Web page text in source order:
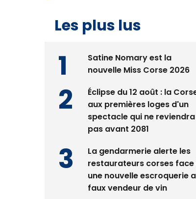
Les plus lus
nouvelle Miss Corse 2026
Éclipse du 12 août : la Corse
aux premières loges d'un
pas avant 2081
La gendarmerie alerte les
restaurateurs corses face à